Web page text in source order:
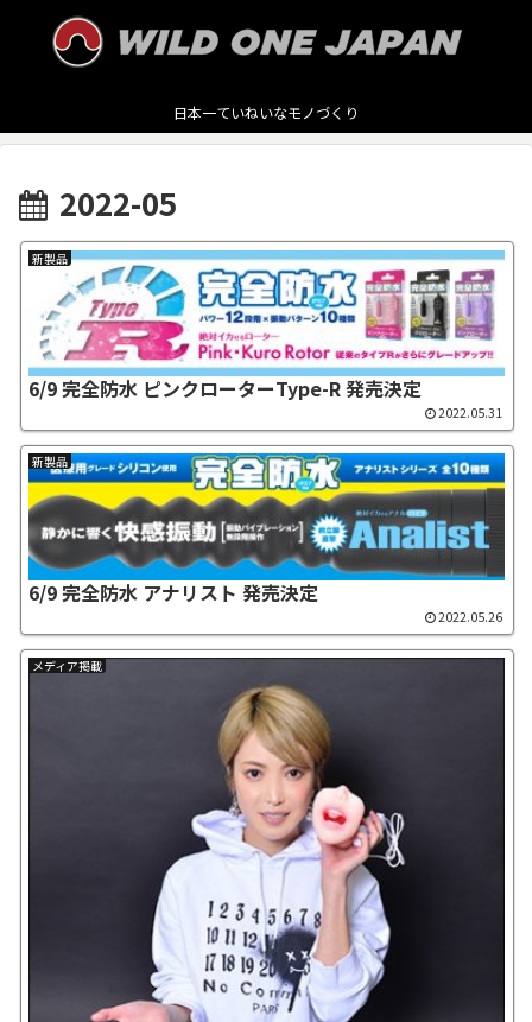
日本一ていねいなモノづくり
2022-05
新製品
6/9 完全防水 ピンクローターType-R 発売決定
2022.05.31
新製品
6/9 完全防水 アナリスト 発売決定
2022.05.26
メディア掲載